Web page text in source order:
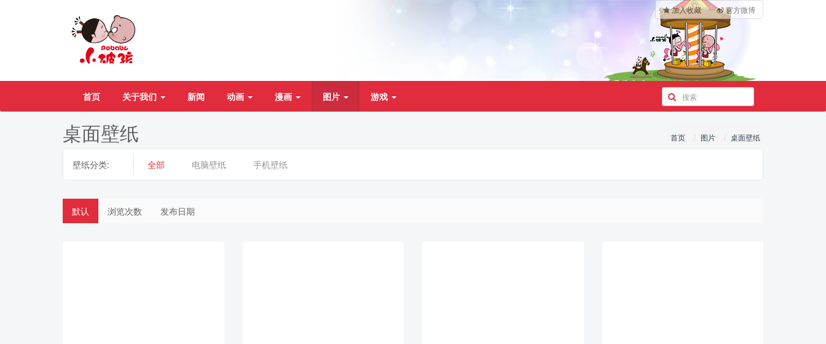
加入收藏 官方微博
首页 关于我们 新闻 动画 漫画 图片 游戏
桌面壁纸 首页 图片 桌面壁纸
壁纸分类: 全部 电脑壁纸 手机壁纸
默认 浏览次数 发布日期